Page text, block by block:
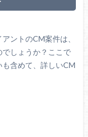
ントのCM案件は、
しょうか？ここで
含めて、詳しいCM